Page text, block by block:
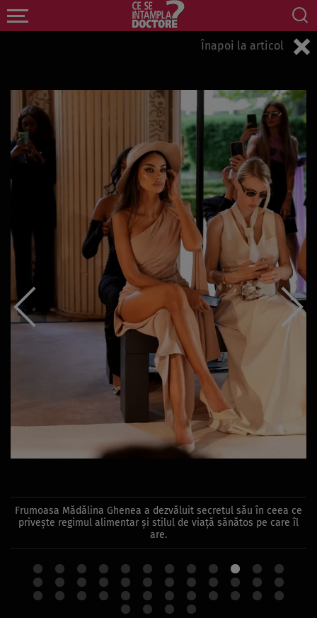
Înapoi la articol
Frumoasa Mădălina Ghenea a dezvăluit secretul său în ceea ce
privește regimul alimentar și stilul de viață sănătos pe care îl
are.